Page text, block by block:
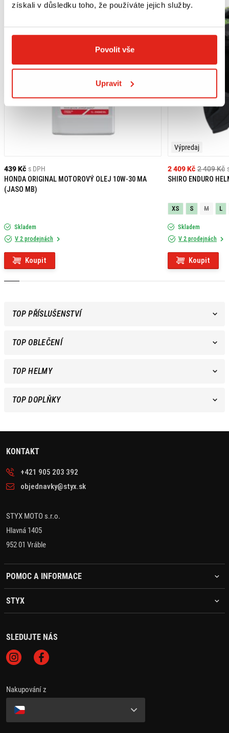
získali v důsledku toho, že používáte jejich služby.
Povolit vše
Upravit
439 Kč s DPH
HONDA ORIGINAL MOTOROVÝ OLEJ 10W-30 MA
(JASO MB)
Skladem
V 2 prodejnách
Koupit
Výpredaj
2 409 Kč
2 409 Kč
SHIRO ENDURO
XS S M L
Skladem
V 2 prodejnách
Koupit
TOP PŘÍSLUŠENSTVÍ
TOP OBLEČENÍ
TOP HELMY
TOP DOPLŇKY
KONTAKT
+421 905 203 392
objednavky@styx.sk
STYX MOTO s.r.o.
Hlavná 1405
952 01 Vráble
POMOC A INFORMACE
STYX
SLEDUJTE NÁS
Nakupování z